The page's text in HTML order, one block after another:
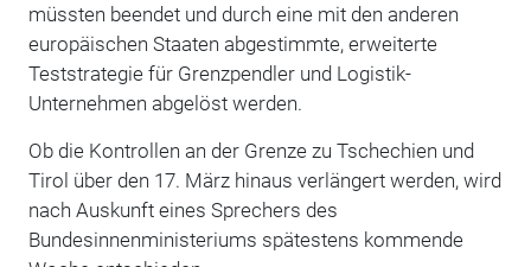
müssten beendet und durch eine mit den anderen
europäischen Staaten abgestimmte, erweiterte
Teststrategie für Grenzpendler und Logistik-
Unternehmen abgelöst werden.
Ob die Kontrollen an der Grenze zu Tschechien und
Tirol über den 17. März hinaus verlängert werden, wird
nach Auskunft eines Sprechers des
Bundesinnenministeriums spätestens kommende